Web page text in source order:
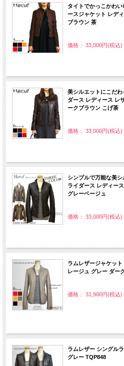
タイトでかっこかわ
ースジャケット レデ
ブラウン 茶
価格： 33,000円(税込)
美シルエットにこだ
ダース レディース レ
ークブラウン こげ茶
価格： 33,000円(税込)
シンプルで万能な美
ライダース レディー
グレーベージュ
価格： 33,000円(税込)
ラムレザージャケッ
レージュ グレー ダー
価格： 31,900円(税込)
ラムレザー シングル
グレー TQP848